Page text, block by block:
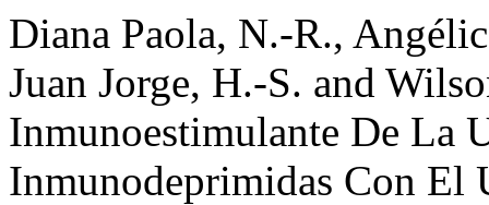
Diana Paola, N.-R.,
Juan Jorge, H.-S. and
Inmunoestimulante De La
Inmunodeprimidas Con El